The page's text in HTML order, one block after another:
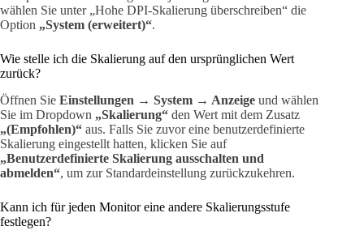
wählen Sie unter „Hohe DPI-Skalierung überschreiben“ die
Option „System (erweitert)“.
Wie stelle ich die Skalierung auf den ursprünglichen Wert
zurück?
Öffnen Sie Einstellungen → System → Anzeige und wählen
Sie im Dropdown „Skalierung“ den Wert mit dem Zusatz
„(Empfohlen)“ aus. Falls Sie zuvor eine benutzerdefinierte
Skalierung eingestellt hatten, klicken Sie auf
„Benutzerdefinierte Skalierung ausschalten und
abmelden“, um zur Standardeinstellung zurückzukehren.
Kann ich für jeden Monitor eine andere Skalierungsstufe
festlegen?